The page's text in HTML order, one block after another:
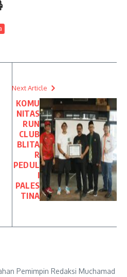
Next Article
KOMU
NITAS
RUN
CLUB
BLITA
R
PEDUL
I
PALES
TINA
Pemimpin Redaksi Muchamad